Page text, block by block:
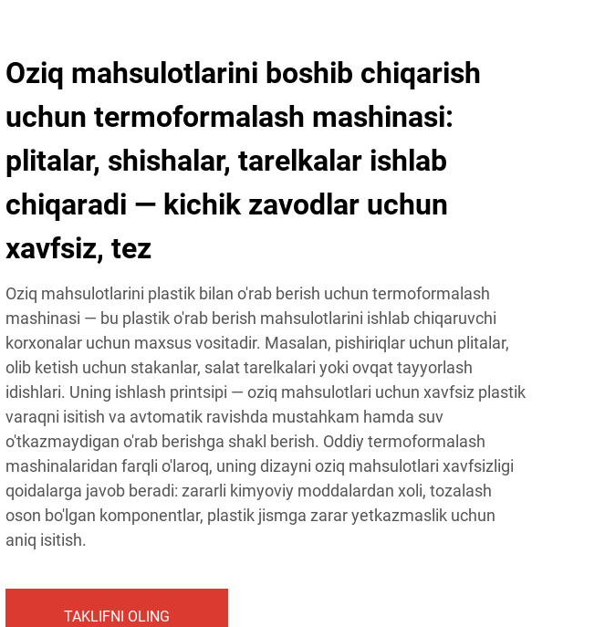
Oziq mahsulotlarini boshib chiqarish
uchun termoformalash mashinasi:
plitalar, shishalar, tarelkalar ishlab
chiqaradi — kichik zavodlar uchun
xavfsiz, tez
Oziq mahsulotlarini plastik bilan o'rab berish uchun termoformalash
mashinasi — bu plastik o'rab berish mahsulotlarini ishlab chiqaruvchi
korxonalar uchun maxsus vositadir. Masalan, pishiriqlar uchun plitalar,
olib ketish uchun stakanlar, salat tarelkalari yoki ovqat tayyorlash
idishlari. Uning ishlash printsipi — oziq mahsulotlari uchun xavfsiz plastik
varaqni isitish va avtomatik ravishda mustahkam hamda suv
o'tkazmaydigan o'rab berishga shakl berish. Oddiy termoformalash
mashinalaridan farqli o'laroq, uning dizayni oziq mahsulotlari xavfsizligi
qoidalarga javob beradi: zararli kimyoviy moddalardan xoli, tozalash
oson bo'lgan komponentlar, plastik jismga zarar yetkazmaslik uchun
aniq isitish.
TAKLIFNI OLING